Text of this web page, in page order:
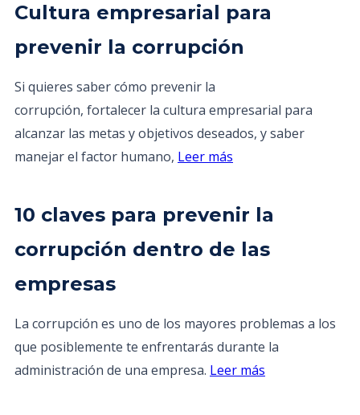
Cultura empresarial para
prevenir la corrupción
Si quieres saber cómo prevenir la
corrupción, fortalecer la cultura empresarial para
alcanzar las metas y objetivos deseados, y saber
manejar el factor humano, Leer más
10 claves para prevenir la
corrupción dentro de las
empresas
La corrupción es uno de los mayores problemas a los
que posiblemente te enfrentarás durante la
administración de una empresa. Leer más